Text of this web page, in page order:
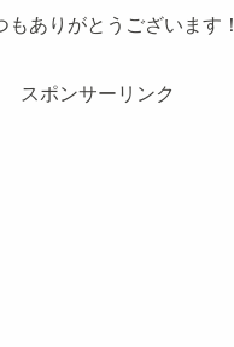
もありがとうございます！
スポンサーリンク